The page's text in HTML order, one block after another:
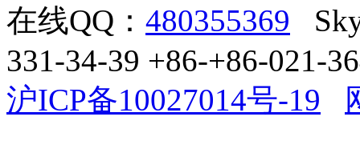
在线QQ： 480355369
331-34-39 +86-+86-021-
沪ICP备10027014号-19